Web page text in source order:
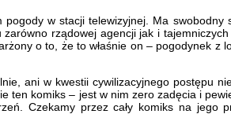
w stacji telewizyjnej. Ma
rządowej agencji jak i
o to, że to właśnie on – pogodynek z
ani w kwestii cywilizacyjnego postępu
ten komiks – jest w nim zero zadęcia i
Czekamy przez cały komiks na jego